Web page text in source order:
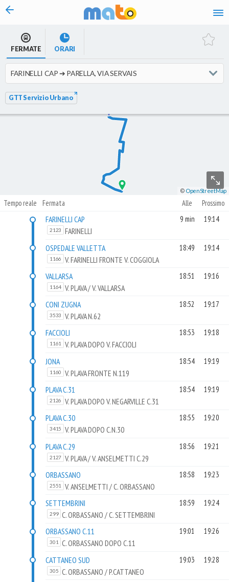
vai al contenuto
FERMATE ORARI
GTT Servizio Urbano
© OpenStreetMap
Tempo reale Fermata Alle Prossimo
FARINELLI CAP
2123 FARINELLI
9 min 19:14
OSPEDALE VALLETTA
1166 V. FARINELLI FRONTE V. COGGIOLA
18:49 19:14
VALLARSA
1164 V. PLAVA / V. VALLARSA
18:51 19:16
CONI ZUGNA
3533 V. PLAVA N.62
18:52 19:17
FACCIOLI
1161 V. PLAVA DOPO V. FACCIOLI
18:53 19:18
JONA
1160 V. PLAVA FRONTE N.119
18:54 19:19
PLAVA C.31
2126 V. PLAVA DOPO V. NEGARVILLE C.31
18:54 19:19
PLAVA C.30
3415 V. PLAVA DOPO C.N.30
18:55 19:20
PLAVA C.29
2127 V. PLAVA / V. ANSELMETTI C.29
18:56 19:21
ORBASSANO
2551 V. ANSELMETTI / C. ORBASSANO
18:58 19:23
SETTEMBRINI
299 C. ORBASSANO / C. SETTEMBRINI
18:59 19:24
ORBASSANO C.11
301 C. ORBASSANO DOPO C.11
19:01 19:26
CATTANEO SUD
305 C. ORBASSANO / P.CATTANEO
19:03 19:28